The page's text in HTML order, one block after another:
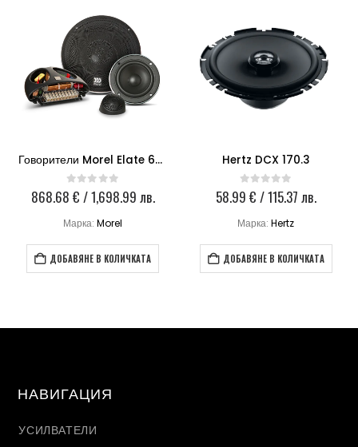
Говорители Morel Elate 603 3-WAY
0 out of 5
868.68 € / 1,698.99 лв.
Марка:Morel
ДОБАВЯНЕ В КОЛИЧКАТА
Hertz DCX 170.3
0 out of 5
58.99 € / 115.37 лв.
Марка:Hertz
ДОБАВЯНЕ В КОЛИЧКАТА
НАВИГАЦИЯ
УСИЛВАТЕЛИ